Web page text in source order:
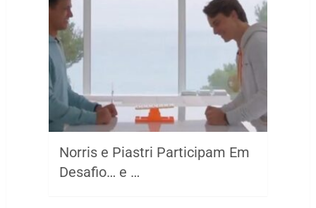
Norris e Piastri Participam Em
Desafio… e …